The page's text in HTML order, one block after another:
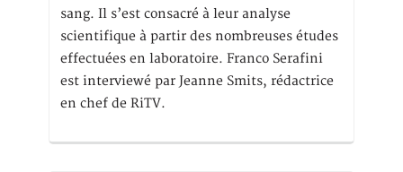
sang. Il s’est consacré à leur analyse
scientifique à partir des nombreuses études
effectuées en laboratoire. Franco Serafini
est interviewé par Jeanne Smits, rédactrice
en chef de RiTV.